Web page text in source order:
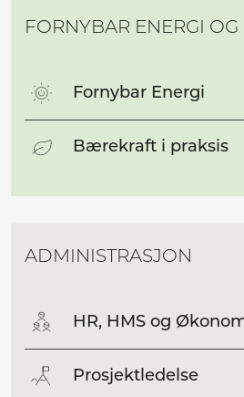
FORNYBAR ENERGI
Fornybar Energi
Bærekraft i praksis
ADMINISTRASJON
HR, HMS og
Prosjektledelse